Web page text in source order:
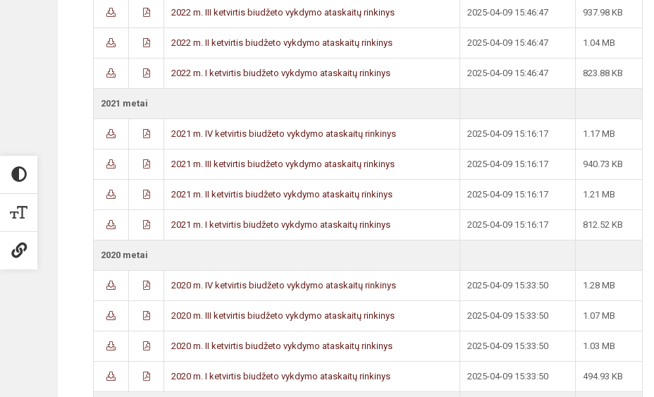
2022 m. III ketvirtis biudžeto vykdymo ataskaitų rinkinys 2025-04-09 15:46:47 937.98 KB
2022 m. II ketvirtis biudžeto vykdymo ataskaitų rinkinys 2025-04-09 15:46:47 1.04 MB
2022 m. I ketvirtis biudžeto vykdymo ataskaitų rinkinys 2025-04-09 15:46:47 823.88 KB
2021 metai
2021 m. IV ketvirtis biudžeto vykdymo ataskaitų rinkinys 2025-04-09 15:16:17 1.17 MB
2021 m. III ketvirtis biudžeto vykdymo ataskaitų rinkinys 2025-04-09 15:16:17 940.73 KB
2021 m. II ketvirtis biudžeto vykdymo ataskaitų rinkinys 2025-04-09 15:16:17 1.21 MB
2021 m. I ketvirtis biudžeto vykdymo ataskaitų rinkinys 2025-04-09 15:16:17 812.52 KB
2020 metai
2020 m. IV ketvirtis biudžeto vykdymo ataskaitų rinkinys 2025-04-09 15:33:50 1.28 MB
2020 m. III ketvirtis biudžeto vykdymo ataskaitų rinkinys 2025-04-09 15:33:50 1.07 MB
2020 m. II ketvirtis biudžeto vykdymo ataskaitų rinkinys 2025-04-09 15:33:50 1.03 MB
2020 m. I ketvirtis biudžeto vykdymo ataskaitų rinkinys 2025-04-09 15:33:50 494.93 KB